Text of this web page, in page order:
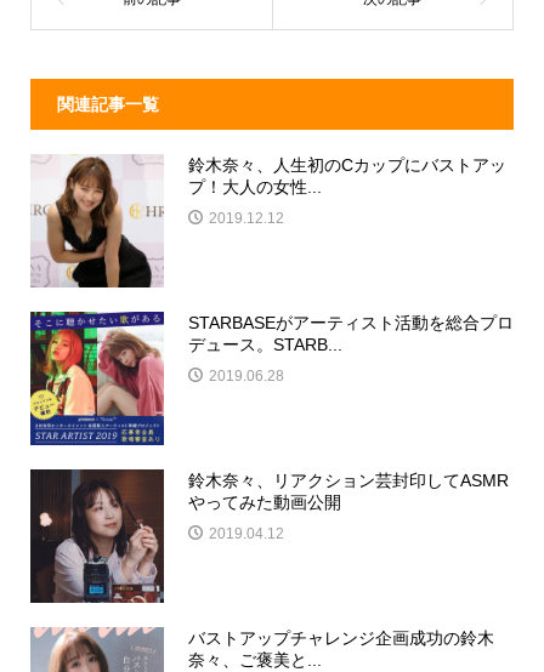
k
関連記事一覧
鈴木奈々、人生初のCカップにバストアッ
プ！大人の女性...
2019.12.12
STARBASEがアーティスト活動を総合プロ
デュース。STARB...
2019.06.28
鈴木奈々、リアクション芸封印してASMR
やってみた動画公開
2019.04.12
バストアップチャレンジ企画成功の鈴木
奈々、ご褒美と...